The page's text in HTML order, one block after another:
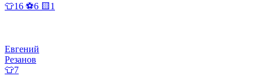
👕16 ⚽6 🟨1
Евгений
Резанов
👕7